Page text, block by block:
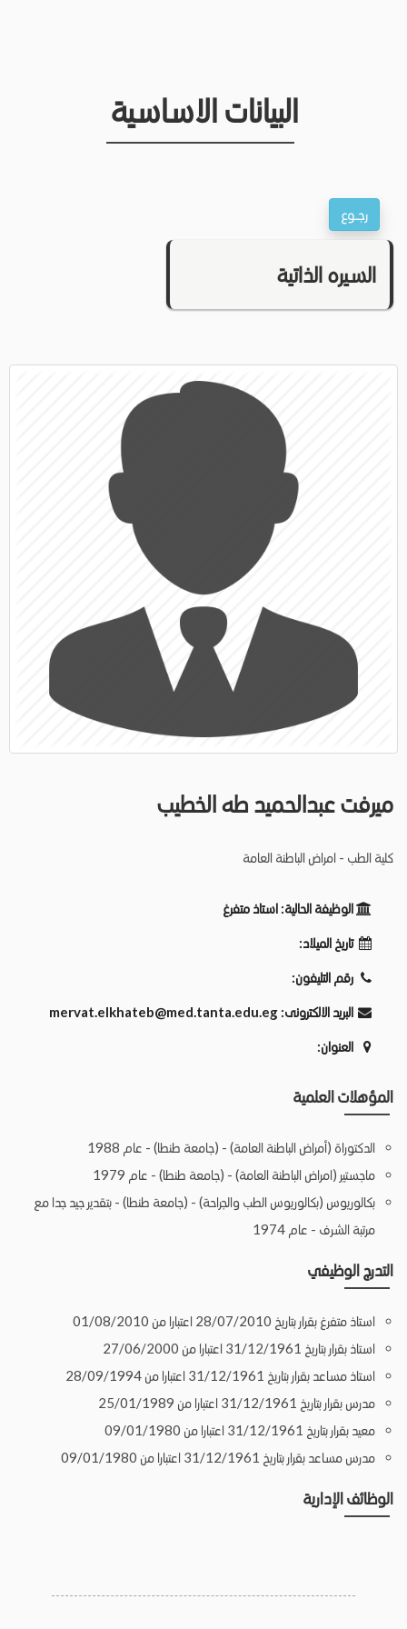
البيانات الاساسية
السيره الذاتية
ميرفت عبدالحميد طه الخطيب
كلية الطب - امراض الباطنة العامة
الوظيفة الحالية: استاذ متفرغ
تاريخ الميلاد:
رقم التليفون:
البريد الالكترونى: mervat.elkhateb@med.tanta.edu.eg
العنوان:
المؤهلات العلمية
الدكتوراة (أمراض الباطنة العامة) - (جامعة طنطا) - عام 1988
ماجستير (امراض الباطنة العامة) - (جامعة طنطا) - عام 1979
بكالوريوس (بكالوريوس الطب والجراحة) - (جامعة طنطا) - بتقدير جيد جدا مع
مرتبة الشرف - عام 1974
التدرج الوظيفي
استاذ متفرغ بقرار بتاريخ 28/07/2010 اعتبارا من 01/08/2010
استاذ بقرار بتاريخ 31/12/1961 اعتبارا من 27/06/2000
استاذ مساعد بقرار بتاريخ 31/12/1961 اعتبارا من 28/09/1994
مدرس بقرار بتاريخ 31/12/1961 اعتبارا من 25/01/1989
معيد بقرار بتاريخ 31/12/1961 اعتبارا من 09/01/1980
مدرس مساعد بقرار بتاريخ 31/12/1961 اعتبارا من 09/01/1980
الوظائف الإدارية